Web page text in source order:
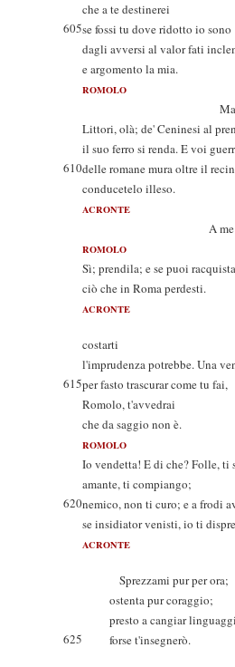
che a te destinerei
605se fossi tu dove ridotto io sono
dagli avversi al valor fati
e argomento la mia.
ROMOLO
Male
Littori, olà; de' Ceninesi al
il suo ferro si renda. E voi
610delle romane mura oltre il
conducetelo illeso.
ACRONTE
A me la
ROMOLO
Sì; prendila; e se puoi
ciò che in Roma perdesti.
ACRONTE
costarti
l'imprudenza potrebbe. Una
615per fasto trascurar come tu fai,
Romolo, t'avvedrai
che da saggio non è.
ROMOLO
Io vendetta! E di che? Folle, ti
amante, ti compiango;
620nemico, non ti curo; e a frodi
se insidiator venisti, io ti
ACRONTE
Sprezzami pur per ora;
ostenta pur coraggio;
presto a cangiar
625
forse t'insegnerò.